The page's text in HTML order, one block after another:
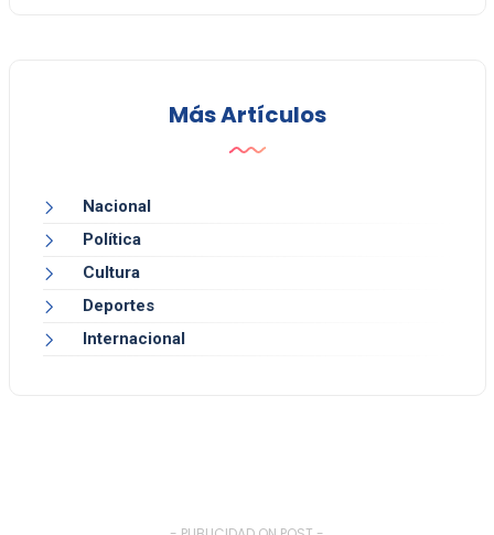
Más Artículos
Nacional
Política
Cultura
Deportes
Internacional